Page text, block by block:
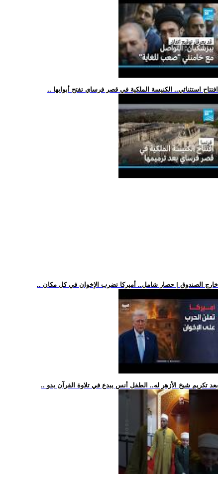
.. افتتاح استثنائي.. الكنيسة الملكية في قصر فرساي تفتح أبوابها
.. خارج الصندوق | حصار شامل.. أميركا تضرب الإخوان في كل مكان
.. بعد تكريم شيخ الأزهر له.. الطفل أنس يبدع في تلاوة القرآن بدو